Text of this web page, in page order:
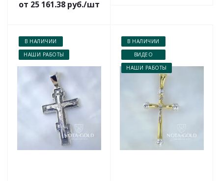
от 25 161.38 руб./шт
В НАЛИЧИИ
НАШИ РАБОТЫ
В НАЛИЧИИ
ВИДЕО
НАШИ РАБОТЫ